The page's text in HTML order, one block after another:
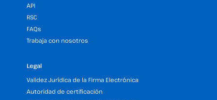
API
RSC
FAQs
Trabaja con nosotros
Legal
Validez Jurídica de la Firma Electrónica
Autoridad de certificación